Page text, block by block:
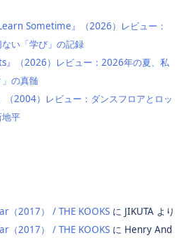
Sometime』（2026）レビュー：
い「学び」の記録
（2026）レビュー：2026年の夏、私
の真髄
2004）レビュー：ダンスフロアとロッ
平
（2017） / THE KOOKS に JIKUTA より
（2017） / THE KOOKS に Henry And